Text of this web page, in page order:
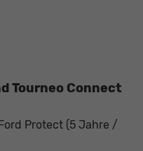
Tourneo Connect
Protect (5 Jahre /